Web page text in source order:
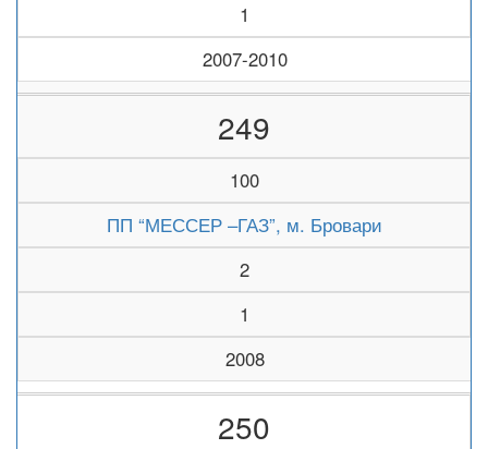
1
2007-2010
249
100
ПП “МЕССЕР –ГАЗ”, м. Бровари
2
1
2008
250